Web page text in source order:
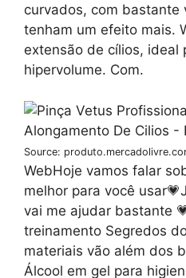
curvados, com bastante
tenham um efeito mais.
extensão de cílios, ideal
hipervolume. Com.
Source:
WebHoje vamos falar
melhor para você
vai me ajudar bastante
treinamento Segredos
materiais vão além dos
Álcool em gel para